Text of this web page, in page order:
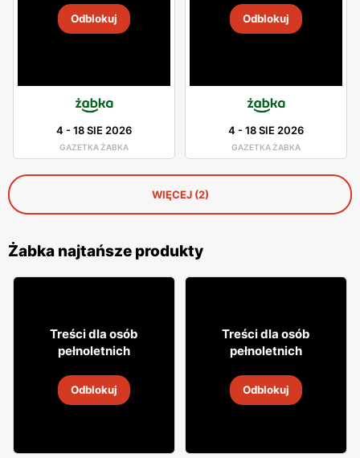
Odblokuj
4 -18 SIE 2026
GAZETKA ŻABKA
Odblokuj
4 -18 SIE 2026
GAZETKA ŻABKA
WIĘCEJ (2)
Żabka najtańsze produkty
2999
Wódka Żołądkowa Gorzka
18 sie 2026
Treści dla osób
pełnoletnich
Odblokuj
3199
Napój alkoholowy Soplica
18 sie 2026
Treści dla osób
pełnoletnich
Odblokuj